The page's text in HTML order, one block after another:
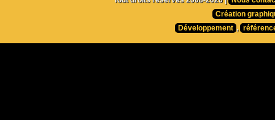
Création
Développement ,